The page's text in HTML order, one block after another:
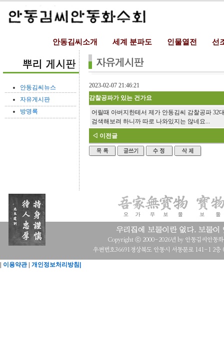
안동김씨소개 세계 분파도 인물열전 선
안동김씨뉴스
자유게시판
방명록
2023-02-07 21:46:21
감찰공파가 있는 건가요
어릴때 아버지한테서 제가 안동김씨 감찰공파 32
검색해보려 하니까 따로 나와있지는 않네요...
◁ 이전글
이용약관| 개인정보처리방침|
Copyright ⓒ 2000-2026년 by 안동김씨안동
우편번호36691경상북도 안동시 서동문로 141-1 2